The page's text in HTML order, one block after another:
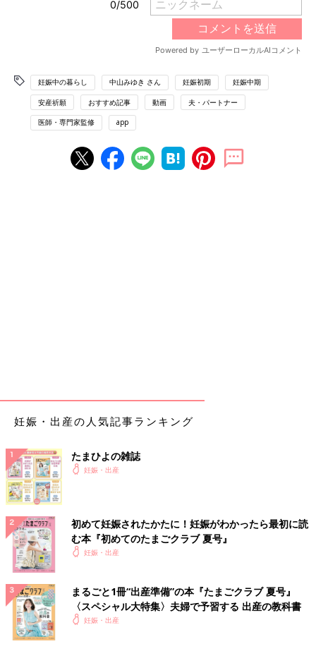
妊娠中の暮らし 中山みゆき さん 妊娠初期 妊娠中期
安産祈願 おすすめ記事 動画 夫・パートナー
医師・専門家監修 app
妊娠・出産の人気記事ランキング
たまひよの雑誌
妊娠・出産
初めて妊娠されたかたに！妊娠がわかったら最初に読
む本『初めてのたまごクラブ 夏号』
妊娠・出産
まるごと1冊“出産準備”の本『たまごクラブ 夏号』
〈スペシャル大特集〉夫婦で予習する 出産の教科書
妊娠・出産